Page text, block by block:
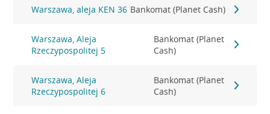
Warszawa, aleja KEN 36 Bankomat (Planet Cash)
Warszawa, Aleja
Rzeczypospolitej 5
Bankomat (Planet
Cash)
Warszawa, Aleja
Rzeczypospolitej 6
Bankomat (Planet
Cash)